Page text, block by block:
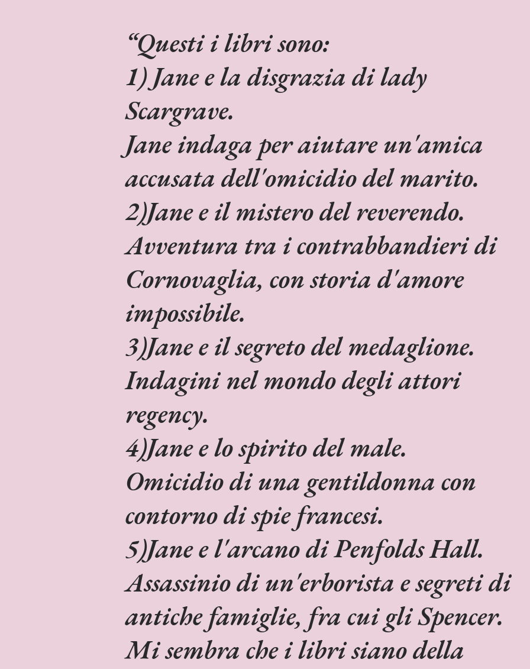
Questi i libri sono:
1) Jane e la disgrazia di lady
Scargrave.
Jane indaga per aiutare un'amica
accusata dell'omicidio del marito.
2)Jane e il mistero del reverendo.
Avventura tra i contrabbandieri di
Cornovaglia, con storia d'amore
impossibile.
3)Jane e il segreto del medaglione.
Indagini nel mondo degli attori
regency.
4)Jane e lo spirito del male.
Omicidio di una gentildonna con
contorno di spie francesi.
5)Jane e l'arcano di Penfolds Hall.
Assassinio di un'erborista e segreti di
antiche famiglie, fra cui gli Spencer.
Mi sembra che i libri siano della